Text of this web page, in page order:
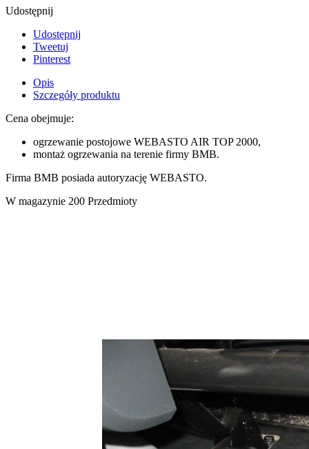
Udostępnij
Udostępnij
Tweetuj
Pinterest
Opis
Szczegóły produktu
Cena obejmuje:
ogrzewanie postojowe WEBASTO AIR TOP 2000,
montaż ogrzewania na terenie firmy BMB.
Firma BMB posiada autoryzację WEBASTO.
W magazynie 200 Przedmioty